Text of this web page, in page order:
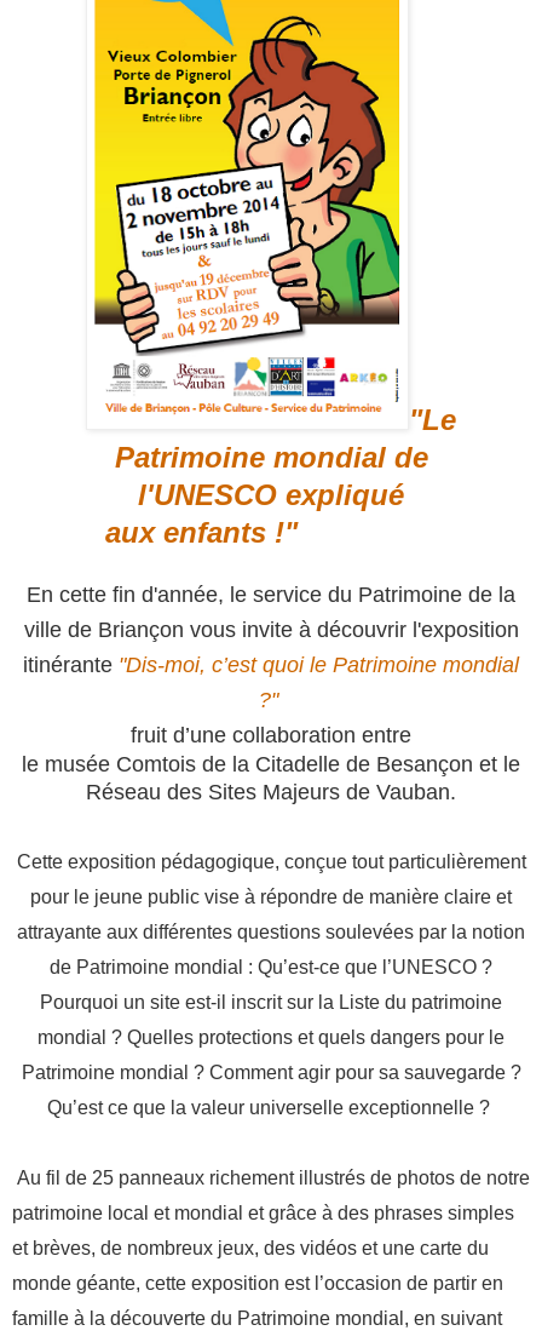
"Le
Patrimoine mondial de
l'UNESCO expliqué
aux enfants !"
En cette fin d'année, le service du Patrimoine de la
ville de Briançon vous invite à découvrir l'exposition
itinérante "Dis-moi, c’est quoi le Patrimoine mondial
?"
fruit d’une collaboration entre
le musée Comtois de la Citadelle de Besançon et le
Réseau des Sites Majeurs de Vauban.
Cette exposition pédagogique, conçue tout particulièrement
pour le jeune public vise à répondre de manière claire et
attrayante aux différentes questions soulevées par la notion
de Patrimoine mondial : Qu’est-ce que l’UNESCO ?
Pourquoi un site est-il inscrit sur la Liste du patrimoine
mondial ? Quelles protections et quels dangers pour le
Patrimoine mondial ? Comment agir pour sa sauvegarde ?
Qu’est ce que la valeur universelle exceptionnelle ?
Au fil de 25 panneaux richement illustrés de photos de notre
patrimoine local et mondial et grâce à des phrases simples
et brèves, de nombreux jeux, des vidéos et une carte du
monde géante, cette exposition est l’occasion de partir en
famille à la découverte du Patrimoine mondial, en suivant